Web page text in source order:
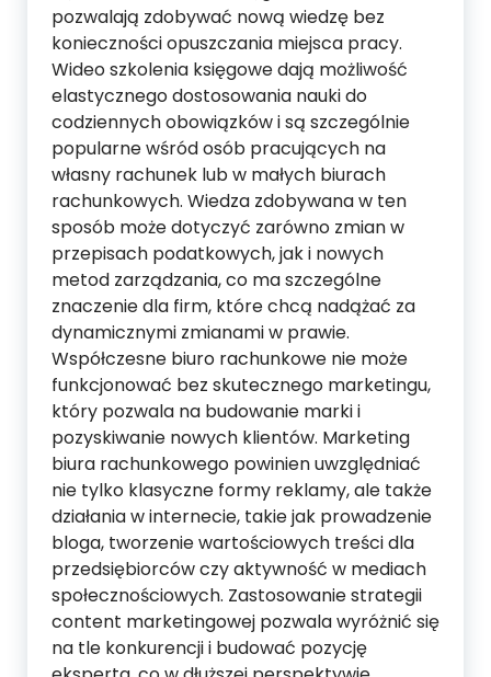
pozwalają zdobywać nową wiedzę bez
konieczności opuszczania miejsca pracy.
Wideo szkolenia księgowe dają możliwość
elastycznego dostosowania nauki do
codziennych obowiązków i są szczególnie
popularne wśród osób pracujących na
własny rachunek lub w małych biurach
rachunkowych. Wiedza zdobywana w ten
sposób może dotyczyć zarówno zmian w
przepisach podatkowych, jak i nowych
metod zarządzania, co ma szczególne
znaczenie dla firm, które chcą nadążać za
dynamicznymi zmianami w prawie.
Współczesne biuro rachunkowe nie może
funkcjonować bez skutecznego marketingu,
który pozwala na budowanie marki i
pozyskiwanie nowych klientów. Marketing
biura rachunkowego powinien uwzględniać
nie tylko klasyczne formy reklamy, ale także
działania w internecie, takie jak prowadzenie
bloga, tworzenie wartościowych treści dla
przedsiębiorców czy aktywność w mediach
społecznościowych. Zastosowanie strategii
content marketingowej pozwala wyróżnić się
na tle konkurencji i budować pozycję